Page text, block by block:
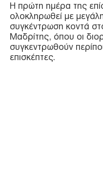
Η πρώτη ημέρα της
ολοκληρωθεί με
συγκέντρωση κοντά
Μαδρίτης, όπου οι
συγκεντρωθούν
επισκέπτες.